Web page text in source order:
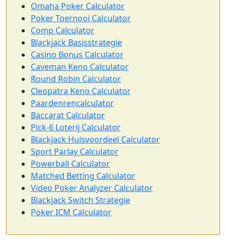
Omaha Poker Calculator
Poker Toernooi Calculator
Comp Calculator
Blackjack Basisstrategie
Casino Bonus Calculator
Caveman Keno Calculator
Round Robin Calculator
Cleopatra Keno Calculator
Paardenrencalculator
Baccarat Calculator
Pick-6 Loterij Calculator
Blackjack Huisvoordeel Calculator
Sport Parlay Calculator
Powerball Calculator
Matched Betting Calculator
Video Poker Analyzer Calculator
Blackjack Switch Strategie
Poker ICM Calculator